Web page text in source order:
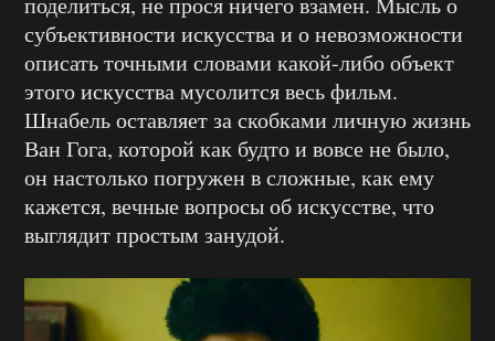
субъективности искусства и о невозможности
описать точными словами какой-либо объект
этого искусства мусолится весь фильм.
Шнабель оставляет за скобками личную жизнь
Ван Гога, которой как будто и вовсе не было,
он настолько погружен в сложные, как ему
кажется, вечные вопросы об искусстве, что
выглядит простым занудой.